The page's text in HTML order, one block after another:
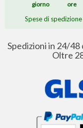
giorno ore
Spese di
Spedizioni in 24/
Oltre